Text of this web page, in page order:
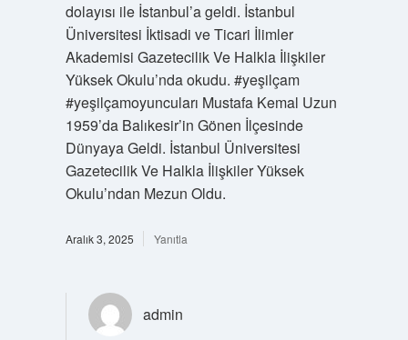
dolayısı ile İstanbul’a geldi. İstanbul
Üniversitesi İktisadi ve Ticari İlimler
Akademisi Gazetecilik Ve Halkla İlişkiler
Yüksek Okulu’nda okudu. #yeşilçam
#yeşilçamoyuncuları Mustafa Kemal Uzun
1959’da Balıkesir’in Gönen İlçesinde
Dünyaya Geldi. İstanbul Üniversitesi
Gazetecilik Ve Halkla İlişkiler Yüksek
Okulu’ndan Mezun Oldu.
Aralık 3, 2025 Yanıtla
admin